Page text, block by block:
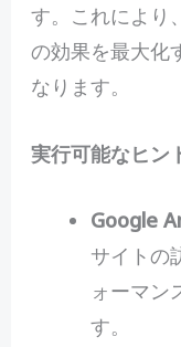
す。これにより
の効果を最大化
なります。
実行可能なヒン
Google
サイトの
ォーマン
す。